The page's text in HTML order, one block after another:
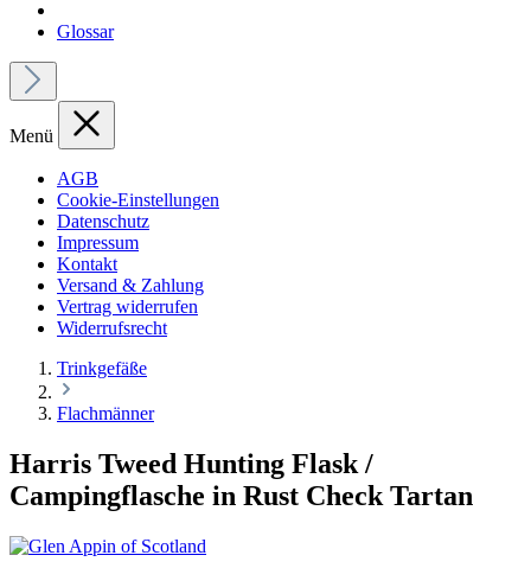
Glossar
Menü
AGB
Cookie-Einstellungen
Datenschutz
Impressum
Kontakt
Versand & Zahlung
Vertrag widerrufen
Widerrufsrecht
Trinkgefäße
Flachmänner
Harris Tweed Hunting Flask /
Campingflasche in Rust Check Tartan